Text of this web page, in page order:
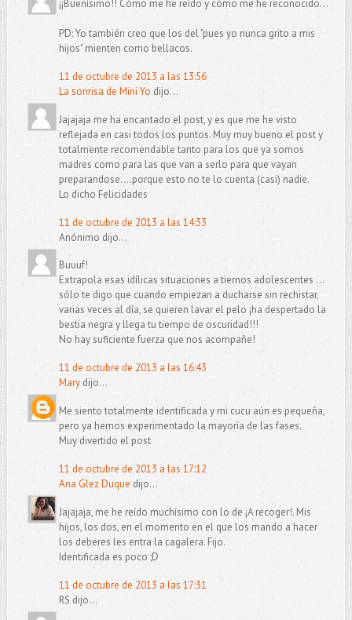
¡¡Buenísimo!! Cómo me he reído y cómo me he reconocido...
PD: Yo también creo que los del "pues yo nunca grito a mis
hijos" mienten como bellacos.
11 de octubre de 2013 a las 13:56
La sonrisa de Mini Yo dijo...
Jajajaja me ha encantado el post, y es que me he visto
reflejada en casi todos los puntos. Muy muy bueno el post y
totalmente recomendable tanto para los que ya somos
madres como para las que van a serlo para que vayan
preparandose....porque esto no te lo cuenta (casi) nadie.
Lo dicho Felicidades
11 de octubre de 2013 a las 14:33
Anónimo dijo...
Buuuf!
Extrapola esas idílicas situaciones a tiernos adolescentes ...
sólo te digo que cuando empiezan a ducharse sin rechistar,
varias veces al día, se quieren lavar el pelo ¡ha despertado la
bestia negra y llega tu tiempo de oscuridad!!!
No hay suficiente fuerza que nos acompañe!
11 de octubre de 2013 a las 16:43
Marydijo...
Me siento totalmente identificada y mi cucu aún es pequeña,
pero ya hemos experimentado la mayoría de las fases.
Muy divertido el post
11 de octubre de 2013 a las 17:12
Ana Glez Duque dijo...
Jajajaja, me he reído muchísimo con lo de ¡A recoger!. Mis
hijos, los dos, en el momento en el que los mando a hacer
los deberes les entra la cagalera. Fijo.
Identificada es poco ;D
11 de octubre de 2013 a las 17:31
RS dijo...